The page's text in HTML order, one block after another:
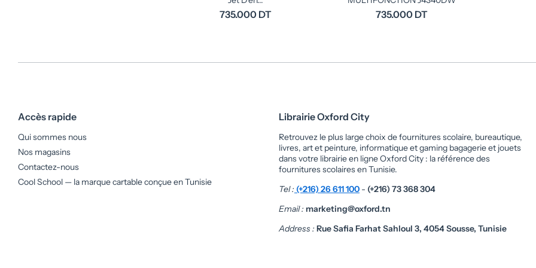
735.000 DT 735.000 DT
Accès rapide
Qui sommes nous
Nos magasins
Contactez-nous
Cool School — la marque cartable conçue en Tunisie
Librairie Oxford City
Retrouvez le plus large choix de fournitures scolaire, bureautique,
livres, art et peinture, informatique et gaming bagagerie et jouets
dans votre librairie en ligne Oxford City : la référence des
fournitures scolaires en Tunisie.
Tel : (+216) 26 611 100 - (+216) 73 368 304
Email : marketing@oxford.tn
Address : Rue Safia Farhat Sahloul 3, 4054 Sousse, Tunisie